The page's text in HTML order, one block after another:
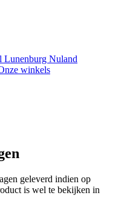
Lunenburg Nuland
winkels
geleverd indien op
is wel te bekijken in